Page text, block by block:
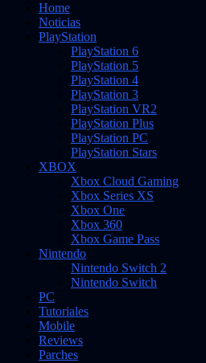
Home
Noticias
PlayStation
PlayStation 6
PlayStation 5
PlayStation 4
PlayStation 3
PlayStation VR2
PlayStation Plus
PlayStation PC
PlayStation Stars
XBOX
Xbox Cloud Gaming
Xbox Series XS
Xbox One
Xbox 360
Xbox Game Pass
Nintendo
Nintendo Switch 2
Nintendo Switch
PC
Tutoriales
Mobile
Reviews
Parches